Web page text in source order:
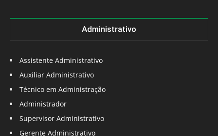
Administrativo
Assistente Administrativo
Auxiliar Administrativo
Técnico em Administração
Administrador
Supervisor Administrativo
Gerente Administrativo